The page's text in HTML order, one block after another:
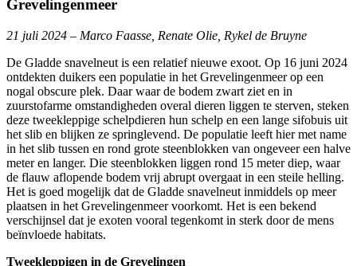
Grevelingenmeer
21 juli 2024 – Marco Faasse, Renate Olie, Rykel de Bruyne
De Gladde snavelneut is een relatief nieuwe exoot. Op 16 juni 2024
ontdekten duikers een populatie in het Grevelingenmeer op een
nogal obscure plek. Daar waar de bodem zwart ziet en in
zuurstofarme omstandigheden overal dieren liggen te sterven, steken
deze tweekleppige schelpdieren hun schelp en een lange sifobuis uit
het slib en blijken ze springlevend. De populatie leeft hier met name
in het slib tussen en rond grote steenblokken van ongeveer een halve
meter en langer. Die steenblokken liggen rond 15 meter diep, waar
de flauw aflopende bodem vrij abrupt overgaat in een steile helling.
Het is goed mogelijk dat de Gladde snavelneut inmiddels op meer
plaatsen in het Grevelingenmeer voorkomt. Het is een bekend
verschijnsel dat je exoten vooral tegenkomt in sterk door de mens
beïnvloede habitats.
Tweekleppigen in de Grevelingen